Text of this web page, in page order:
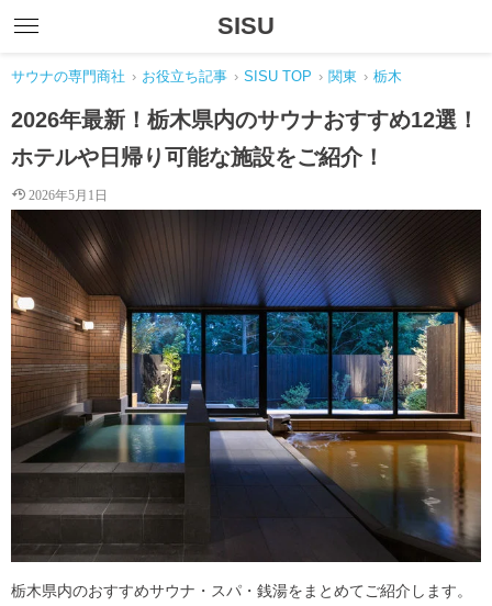
SISU
サウナの専門商社 › お役立ち記事 › SISU TOP › 関東 › 栃木
2026年最新！栃木県内のサウナおすすめ12選！
ホテルや日帰り可能な施設をご紹介！
2026年5月1日
栃木県内のおすすめサウナ・スパ・銭湯をまとめてご紹介します。